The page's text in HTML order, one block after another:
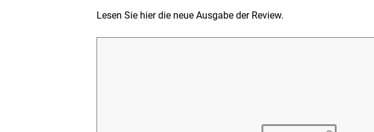
Lesen Sie hier die neue Ausgabe der Review.